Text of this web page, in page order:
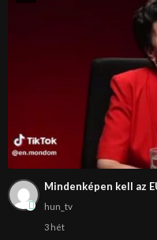
Mindenképen kell az
hun_tv
3 hét